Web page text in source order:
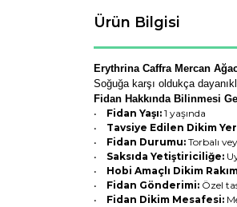
Ürün Bilgisi
Erythrina Caffra Mercan
Soğuğa karşı oldukça
Fidan Hakkında Bilinmesi
•
Fidan Yaşı: 1 yaşında
• Tavsiye Edilen Dikim
• Fidan Durumu: Torbalı
• Saksıda Yetiştiriciliğe:
• Hobi Amaçlı Dikim
• Fidan Gönderimi: Özel
• Fidan Dikim Mesafesi: